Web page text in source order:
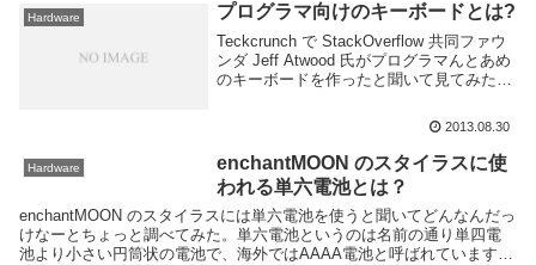
Hardware プログラマ向けのキーボードとは?
Teckcrunch で StackOverflow 共同ファウ
ンダ Jeff Atwood 氏がプログラマんとあめ
のキーボードを作ったと聞いて見てみたが
し彼にとっては理想なのだろう。キーボー
2013.08.30
Hardware
enchantMOON のスタイラスに使
われる単六電池とは？
enchantMOON のスタイラスには単六電池を使うと聞いてどんなんだっ
けなーとちょっと調べてみた。単六電池というのは名前の通り単四電
池より小さい円筒状の電池で、海外ではAAAA電池と呼ばれています。